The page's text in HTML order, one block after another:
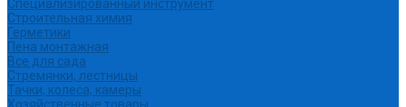
Специализированный инструмент
Строительная химия
Герметики
Пена монтажная
Все для сада
Стремянки, лестницы
Тачки, колеса, камеры
Хозяйственные товары